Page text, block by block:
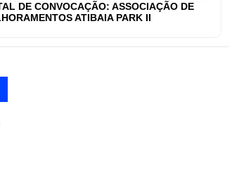
DE CONVOCAÇÃO: ASSOCIAÇÃO DE
ATIBAIA PARK II